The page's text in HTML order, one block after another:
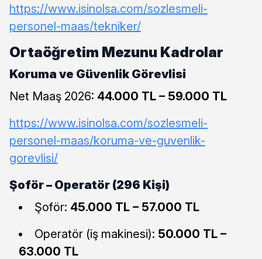
https://www.isinolsa.com/sozlesmeli-
personel-maas/tekniker/
Ortaöğretim Mezunu Kadrolar
Koruma ve Güvenlik Görevlisi
Net Maaş 2026: 44.000 TL – 59.000 TL
https://www.isinolsa.com/sozlesmeli-
personel-maas/koruma-ve-guvenlik-
gorevlisi/
Şoför – Operatör (296 Kişi)
Şoför: 45.000 TL – 57.000 TL
Operatör (iş makinesi): 50.000 TL –
63.000 TL